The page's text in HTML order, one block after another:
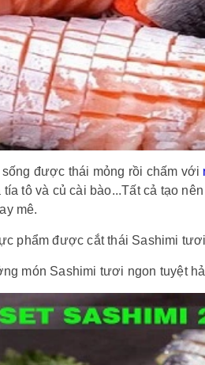
được thái mỏng rồi chấm với
tía tô và củ cài bào...Tất cả tạo
mê.
phẩm được cắt thái Sashimi
món Sashimi tươi ngon tuyệt